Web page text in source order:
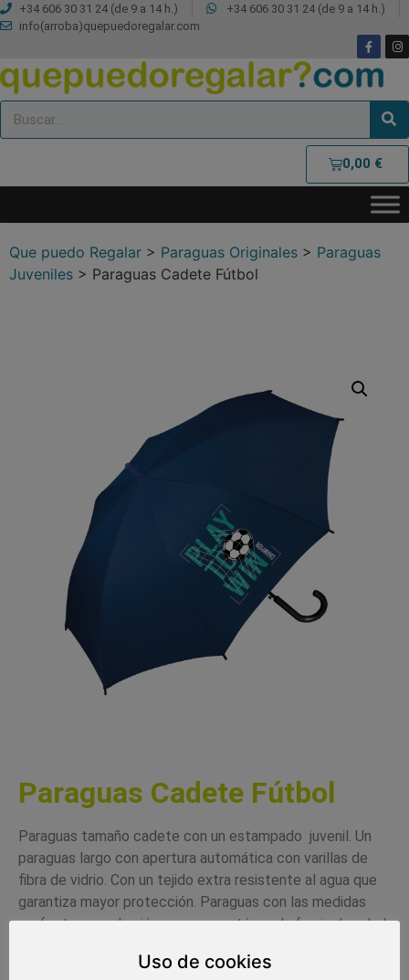
+34 606 30 31 24 (de 9 a 14 h.)
+34 606 30 31 24 (de 9 a 14 h.)
info(arroba)quepuedoregalar.com
0,00 €
Que puedo Regalar > Paraguas Originales > Paraguas
Juveniles > Paraguas Cadete Fútbol
Paraguas Cadete Fútbol
Paraguas tamaño cadete con un estampado juvenil. Un
paraguas largo con apertura automática con varillas de
fibra de vidrio. Con un tejido extra resistente al agua que
garantiza mayor protección. Paraguas con las medidas
perfectas para los jóvenes que están en la franja de edad
los de adulto demasiado grandes. Un paraguas muy
Uso de cookies